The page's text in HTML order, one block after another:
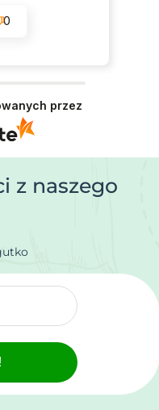
0
przez
z naszego